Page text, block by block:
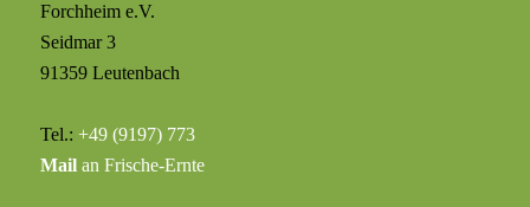
Forchheim e.V.
Seidmar 3
91359 Leutenbach
Tel.: +49 (9197) 773
Mailan Frische-Ernte